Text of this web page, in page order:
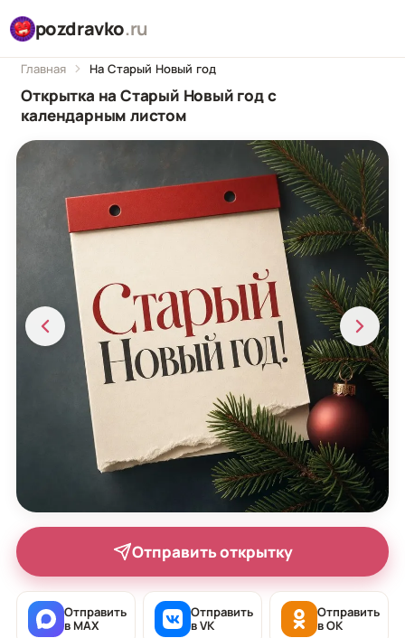
pozdravko.ru
Главная На Старый Новый год
Открытка на Старый Новый год с
календарным листом
Отправить открытку
Отправить
в MAX
Отправить
в VK
Отправить
в OK